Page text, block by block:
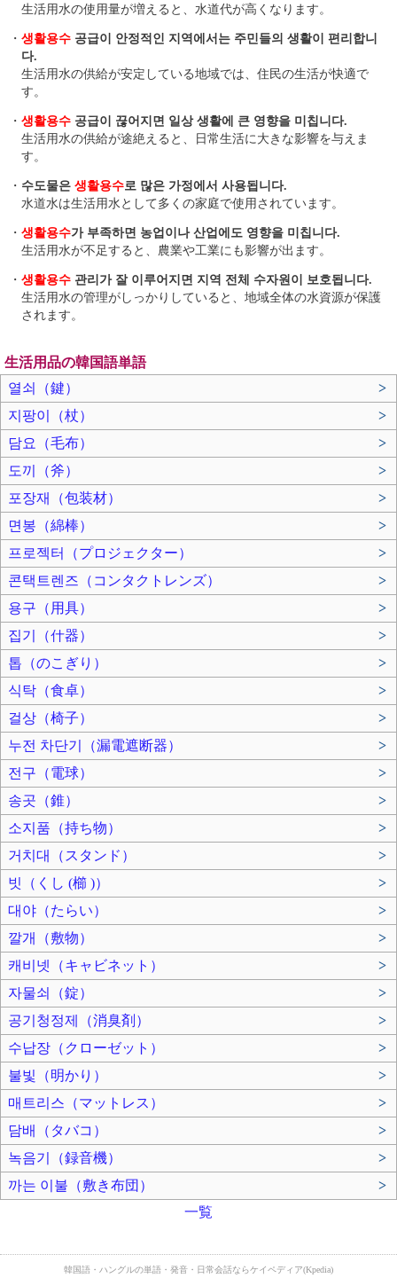
生活用水の使用量が増えると、水道代が高くなります。
・ 생활용수 공급이 안정적인 지역에서는 주민들의 생활이 편리합니
다.
生活用水の供給が安定している地域では、住民の生活が快適で
す。
・ 생활용수 공급이 끊어지면 일상 생활에 큰 영향을 미칩니다.
生活用水の供給が途絶えると、日常生活に大きな影響を与えま
す。
・ 수도물은 생활용수로 많은 가정에서 사용됩니다.
水道水は生活用水として多くの家庭で使用されています。
・ 생활용수가 부족하면 농업이나 산업에도 영향을 미칩니다.
生活用水が不足すると、農業や工業にも影響が出ます。
・ 생활용수 관리가 잘 이루어지면 지역 전체 수자원이 보호됩니다.
生活用水の管理がしっかりしていると、地域全体の水資源が保護
されます。
生活用品の韓国語単語
열쇠（鍵）
>
지팡이（杖）
>
담요（毛布）
>
도끼（斧）
>
포장재（包装材）
>
면봉（綿棒）
>
프로젝터（プロジェクター）
>
콘택트렌즈（コンタクトレンズ）
>
용구（用具）
>
집기（什器）
>
톱（のこぎり）
>
식탁（食卓）
>
걸상（椅子）
>
누전 차단기（漏電遮断器）
>
전구（電球）
>
송곳（錐）
>
소지품（持ち物）
>
거치대（スタンド）
>
빗（くし (櫛 )）
>
대야（たらい）
>
깔개（敷物）
>
캐비넷（キャビネット）
>
자물쇠（錠）
>
공기청정제（消臭剤）
>
수납장（クローゼット）
>
불빛（明かり）
>
매트리스（マットレス）
>
담배（タバコ）
>
녹음기（録音機）
>
까는 이불（敷き布団）
>
一覧
韓国語・ハングルの単語・発音・日常会話ならケイペディア(Kpedia)